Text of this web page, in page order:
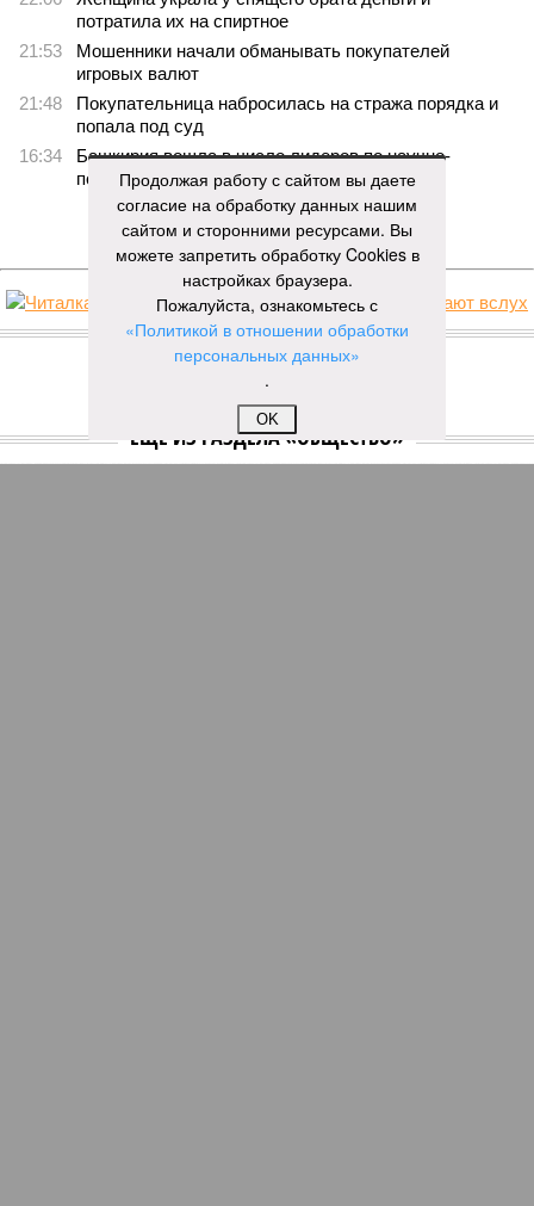
потратила их на спиртное
21:53
Мошенники начали обманывать покупателей
игровых валют
21:48
Покупательница набросилась на стража порядка и
попала под суд
16:34
Башкирия вошла в число лидеров по научно-
популярному туризму
ЕЩЕ НОВОСТИ
НОВОСТИ ПАРТНЕРОВ
ЕЩЕ ИЗ РАЗДЕЛА «ОБЩЕСТВО»
Продолжая работу с сайтом вы даете
согласие на обработку данных нашим
сайтом и сторонними ресурсами. Вы
можете запретить обработку Cookies в
настройках браузера.
Пожалуйста, ознакомьтесь с
«Политикой в отношении обработки
персональных данных»
.
OK